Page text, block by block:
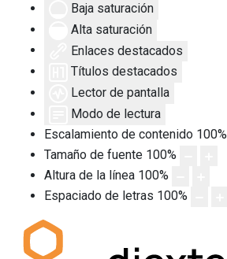
Baja saturación
Alta saturación
Enlaces destacados
Títulos destacados
Lector de pantalla
Modo de lectura
Escalamiento de contenido 100%
Tamaño de fuente 100%
Altura de la línea 100%
Espaciado de letras 100%